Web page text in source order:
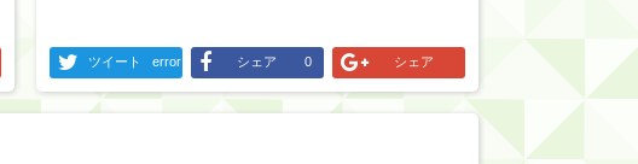
ツイート error シェア 0 シェア